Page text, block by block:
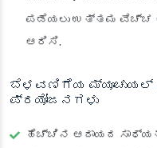
ಪಡೆಯಲು ಉತ್ತಮ ವೆಚ್ಚ
ಆರಿಸಿ.
ಬೆಳವಣಿಗೆಯ ಮ್ಯೂಚುಯಲ್
ಪ್ರಯೋಜನಗಳು
ಹೆಚ್ಚಿನ ಆದಾಯದ